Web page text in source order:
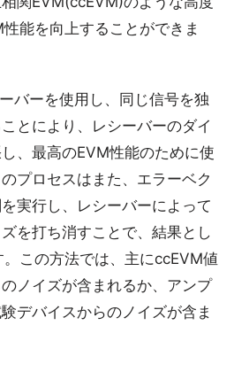
能を向上することができま
バーを使用し、同じ信号を独
とにより、レシーバーのダイ
、最高のEVM性能のために使
プロセスはまた、エラーベク
実行し、レシーバーによって
を打ち消すことで、結果とし
この方法では、主にccEVM値
ノイズが含まれるか、アンプ
デバイスからのノイズが含ま